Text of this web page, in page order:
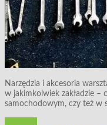
Narzędzia i akcesoria
w jakimkolwiek zakładzie –
samochodowym, czy też w